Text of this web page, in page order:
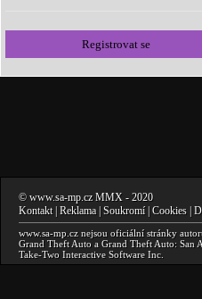
Registrovat se
© www.sa-mp.cz MMX - 2020
Kontakt| Reklama | Soukromí| Cookies |
www.sa-mp.cz nejsou oficiální stránky
Grand Theft Auto a Grand Theft Auto: San
Take-Two Interactive Software Inc.